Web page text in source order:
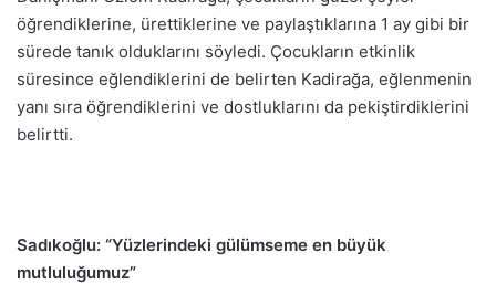
öğrendiklerine, ürettiklerine ve paylaştıklarına 1 ay gibi bir
sürede tanık olduklarını söyledi. Çocukların etkinlik
süresince eğlendiklerini de belirten Kadirağa, eğlenmenin
yanı sıra öğrendiklerini ve dostluklarını da pekiştirdiklerini
belirtti.
Sadıkoğlu: “Yüzlerindeki gülümseme en büyük
mutluluğumuz”